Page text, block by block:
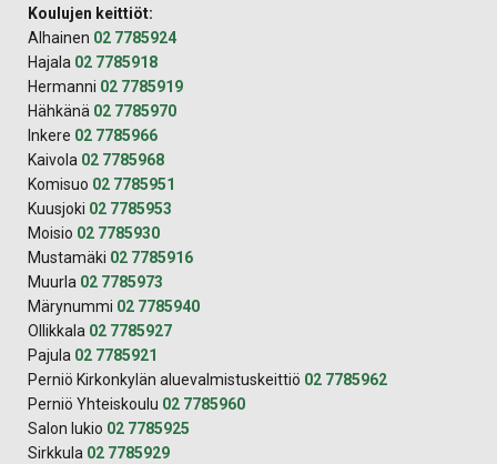
Koulujen keittiöt:
Alhainen 02 7785924
Hajala 02 7785918
Hermanni 02 7785919
Hähkänä 02 7785970
Inkere 02 7785966
Kaivola 02 7785968
Komisuo 02 7785951
Kuusjoki 02 7785953
Moisio 02 7785930
Mustamäki 02 7785916
Muurla 02 7785973
Märynummi 02 7785940
Ollikkala 02 7785927
Pajula 02 7785921
Perniö Kirkonkylän aluevalmistuskeittiö 02 7785962
Perniö Yhteiskoulu 02 7785960
Salon lukio 02 7785925
Sirkkula 02 7785929